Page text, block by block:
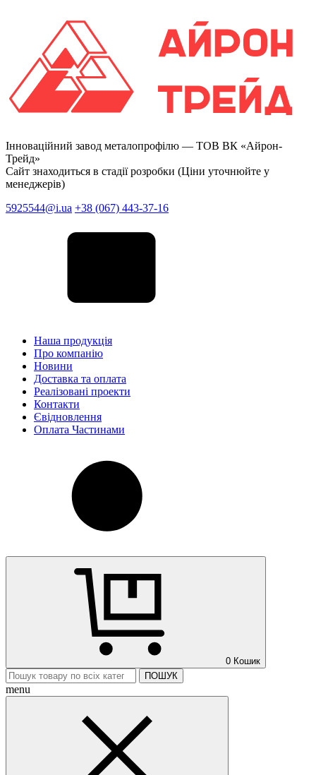
Інноваційний завод металопрофілю — ТОВ ВК «Айрон-
Трейд»
Сайт знаходиться в стадії розробки (Ціни уточнюйте у
менеджерів)
5925544@i.ua +38 (067) 443-37-16
Наша продукція
Про компанію
Новини
Доставка та оплата
Реалізовані проекти
Контакти
Євідновлення
Оплата Частинами
0 Кошик
ПОШУК
menu